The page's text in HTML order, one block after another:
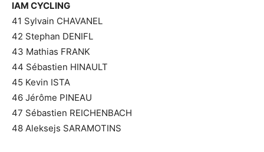
IAM CYCLING
41 Sylvain CHAVANEL
42 Stephan DENIFL
43 Mathias FRANK
44 Sébastien HINAULT
45 Kevin ISTA
46 Jérôme PINEAU
47 Sébastien REICHENBACH
48 Aleksejs SARAMOTINS